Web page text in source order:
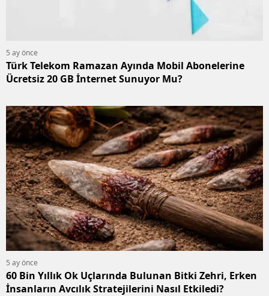
5 ay önce
Türk Telekom Ramazan Ayında Mobil Abonelerine
Ücretsiz 20 GB İnternet Sunuyor Mu?
5 ay önce
60 Bin Yıllık Ok Uçlarında Bulunan Bitki Zehri, Erken
İnsanların Avcılık Stratejilerini Nasıl Etkiledi?